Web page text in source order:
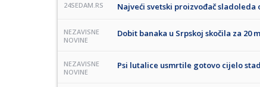
24SEDAM.RS Najveći svetski proizvođač sladoleda
NEZAVISNE
NOVINE
Dobit banaka u Srpskoj skočila za 20
NEZAVISNE
NOVINE
Psi lutalice usmrtile gotovo cijelo